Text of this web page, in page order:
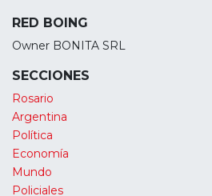
RED BOING
Owner BONITA SRL
SECCIONES
Rosario
Argentina
Política
Economía
Mundo
Policiales